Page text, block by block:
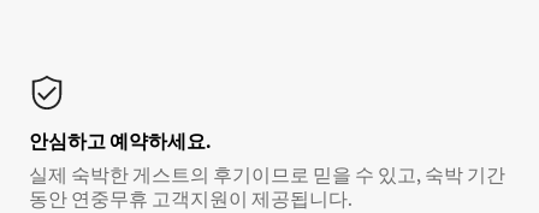
안심하고 예약하세요.
실제 숙박한 게스트의 후기이므로 믿을 수 있고, 숙박 기간
동안 연중무휴 고객지원이 제공됩니다.